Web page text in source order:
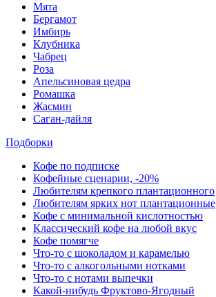
Мята
Бергамот
Имбирь
Клубника
Чабрец
Роза
Апельсиновая цедра
Ромашка
Жасмин
Саган-дайля
Подборки
Кофе по подписке
Кофейные сценарии, -20%
Любителям крепкого плантационного
Любителям ярких нот плантационные
Кофе с минимальной кислотностью
Классический кофе на любой вкус
Кофе помягче
Что-то с шоколадом и карамелью
Что-то с алкогольными нотками
Что-то с нотами выпечки
Какой-нибудь Фруктово-Ягодный